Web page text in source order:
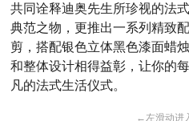
共同诠释迪奥先生所珍视的法
典范之物，更推出一系列精致
剪，搭配银色立体黑色漆面蜡
和整体设计相得益彰，让你的
凡的法式生活仪式。
← 左滑动进